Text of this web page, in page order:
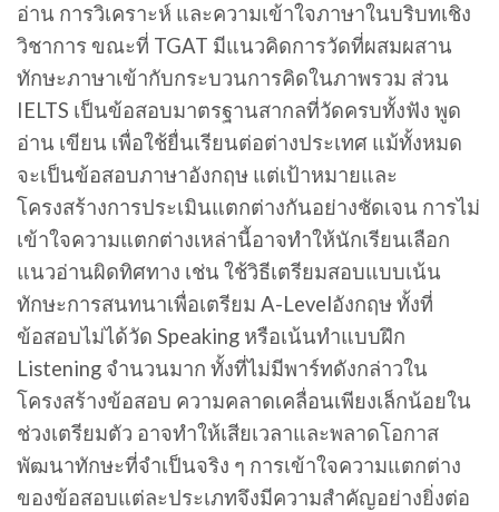
อ่าน การวิเคราะห์ และความเข้าใจภาษาในบริบทเชิง
วิชาการ ขณะที่ TGAT มีแนวคิดการวัดที่ผสมผสาน
ทักษะภาษาเข้ากับกระบวนการคิดในภาพรวม ส่วน
IELTS เป็นข้อสอบมาตรฐานสากลที่วัดครบทั้งฟัง พูด
อ่าน เขียน เพื่อใช้ยื่นเรียนต่อต่างประเทศ แม้ทั้งหมด
จะเป็นข้อสอบภาษาอังกฤษ แต่เป้าหมายและ
โครงสร้างการประเมินแตกต่างกันอย่างชัดเจน การไม่
เข้าใจความแตกต่างเหล่านี้อาจทำให้นักเรียนเลือก
แนวอ่านผิดทิศทาง เช่น ใช้วิธีเตรียมสอบแบบเน้น
ทักษะการสนทนาเพื่อเตรียม A-Levelอังกฤษ ทั้งที่
ข้อสอบไม่ได้วัด Speaking หรือเน้นทำแบบฝึก
Listening จำนวนมาก ทั้งที่ไม่มีพาร์ทดังกล่าวใน
โครงสร้างข้อสอบ ความคลาดเคลื่อนเพียงเล็กน้อยใน
ช่วงเตรียมตัว อาจทำให้เสียเวลาและพลาดโอกาส
พัฒนาทักษะที่จำเป็นจริง ๆ การเข้าใจความแตกต่าง
ของข้อสอบแต่ละประเภทจึงมีความสำคัญอย่างยิ่งต่อ